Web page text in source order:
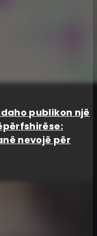
publikon një
nevojë për